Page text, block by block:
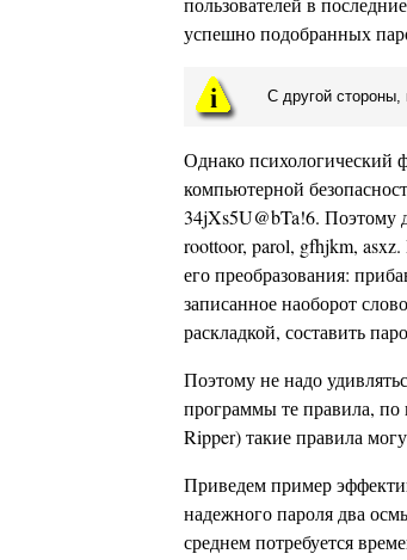
успешно подобранных
С другой стороны,
Однако психологический
компьютерной
34jXs5U@bTa!6. Поэтому
roottoor, parol, gfhjkm,
его преобразования:
записанное наоборот
раскладкой, составить
Поэтому не надо
программы те правила, по
Ripper) такие правила
Приведем пример
надежного пароля два
среднем потребуется